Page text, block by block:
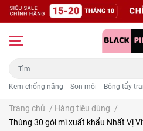
Kem chống nắng Son môi Bông tẩy
Trang chủ / Hàng tiêu dùng /
Thùng 30 gói mì xuất khẩu Nhất Vị